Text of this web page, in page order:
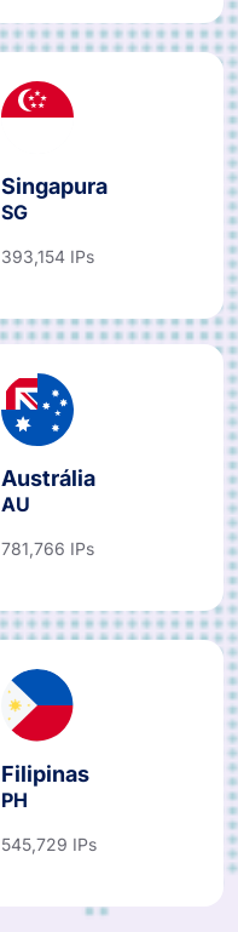
Singapura
SG
393,154 IPs
Austrália
AU
781,766 IPs
Filipinas
PH
545,729 IPs